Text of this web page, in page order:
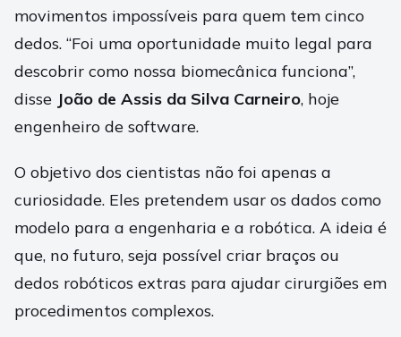
movimentos impossíveis para quem tem cinco
dedos. “Foi uma oportunidade muito legal para
descobrir como nossa biomecânica funciona”,
disse João de Assis da Silva Carneiro, hoje
engenheiro de software.
O objetivo dos cientistas não foi apenas a
curiosidade. Eles pretendem usar os dados como
modelo para a engenharia e a robótica. A ideia é
que, no futuro, seja possível criar braços ou
dedos robóticos extras para ajudar cirurgiões em
procedimentos complexos.